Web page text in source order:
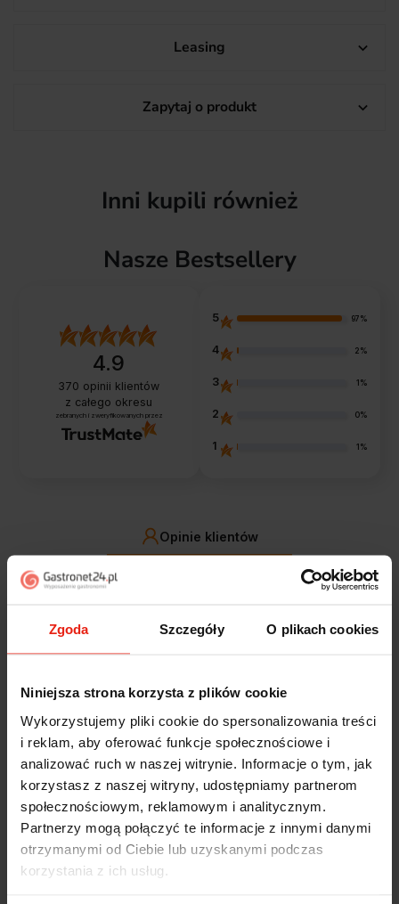
Zgoda Szczegóły O plikach cookies
Niniejsza strona korzysta z plików cookie
Wykorzystujemy pliki cookie do spersonalizowania treści
i reklam, aby oferować funkcje społecznościowe i
analizować ruch w naszej witrynie. Informacje o tym, jak
korzystasz z naszej witryny, udostępniamy partnerom
społecznościowym, reklamowym i analitycznym.
Partnerzy mogą połączyć te informacje z innymi danymi
otrzymanymi od Ciebie lub uzyskanymi podczas
korzystania z ich usług.
Leasing 
Zapytaj o produkt 
Inni kupili również
Nasze Bestsellery
4.9
370 opinii klientów
z całego okresu
zebranych i zweryfikowanych przez
5 97%
4 2%
3 1%
2 0%
1 1%
Opinie klientów
filtry
Jak zbieramy opinie?
Magdalena
Ekspresowa realizacja zamówienia. Towar zgodny z
oczekiwaniami. Sprzedawca profesjonalny i godny
polecenia 👍️👍️👍️👍️👍️👍️👍️
w tym tygodniu
Piotr
Ekspresowa dostawa, super. Obsługa bardzo pomocna,
chętnie podpowie i doradzi. Opakowanie dokładnie
zabezpieczone. Bardzo kulturalna obsługa, krótkie